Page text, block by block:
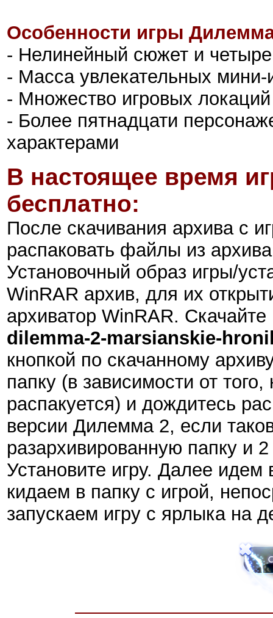
Особенности игры
- Нелинейный сюжет и
- Масса увлекательных мини-
- Множество игровых
- Более пятнадцати
характерами
В настоящее время
бесплатно:
После скачивания архива с
распаковать файлы из
Установочный образ игры/
WinRAR архив, для их
архиватор WinRAR.
dilemma-2-marsianskie-
кнопкой по скачанному
папку (в зависимости от
распакуется) и дождитесь
версии Дилемма 2, если
разархивированную папку и
Установите игру. Далее
кидаем в папку с игрой,
запускаем игру с ярлыка на